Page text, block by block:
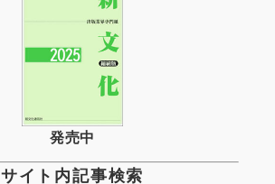
発売中
サイト内記事検索